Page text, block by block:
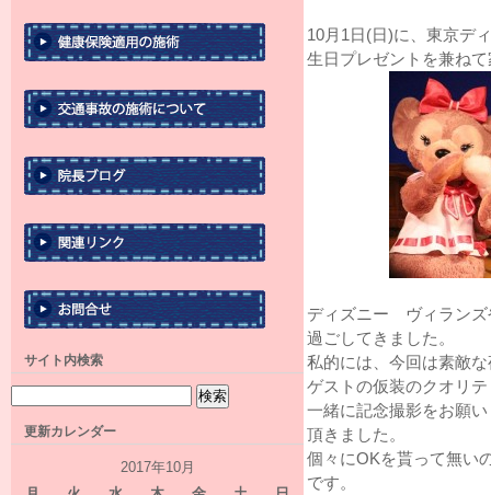
サイト内検索
更新カレンダー
2017年10月
10月1日(日)に、東京デ
生日プレゼントを兼ね
ディズニー ヴィランズ
過ごしてきました。
私的には、今回は素敵
ゲストの仮装のクオリ
一緒に記念撮影をお願
頂きました。
個々にOKを貰って無い
です。